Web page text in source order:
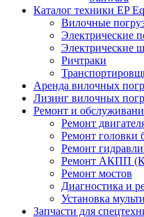
Каталог техники EP
Вилочные
Электрические
Электрические
Ричтраки
Аренда вилочных
Лизинг вилочных
Ремонт и
Ремонт
Ремонт головки
Ремонт
Ремонт АКПП
Ремонт мостов
Диагностика и
Установка
Запчасти для